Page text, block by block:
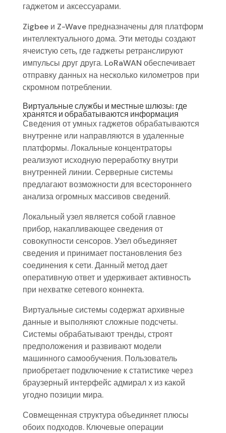
гаджетом и аксессуарами.
Zigbee и Z-Wave предназначены для платформ
интеллектуального дома. Эти методы создают
ячеистую сеть, где гаджеты ретранслируют
импульсы друг друга. LoRaWAN обеспечивает
отправку данных на несколько километров при
скромном потреблении.
Виртуальные службы и местные шлюзы: где
хранятся и обрабатываются информация
Сведения от умных гаджетов обрабатываются
внутренне или направляются в удаленные
платформы. Локальные концентраторы
реализуют исходную переработку внутри
внутренней линии. Серверные системы
предлагают возможности для всестороннего
анализа огромных массивов сведений.
Локальный узел является собой главное
прибор, накапливающее сведения от
совокупности сенсоров. Узел объединяет
сведения и принимает постановления без
соединения к сети. Данный метод дает
оперативную ответ и удерживает активность
при нехватке сетевого коннекта.
Виртуальные системы содержат архивные
данные и выполняют сложные подсчеты.
Системы обрабатывают тренды, строят
предположения и развивают модели
машинного самообучения. Пользователь
приобретает подключение к статистике через
браузерный интерфейс адмирал х из какой
угодно позиции мира.
Совмещенная структура объединяет плюсы
обоих подходов. Ключевые операции